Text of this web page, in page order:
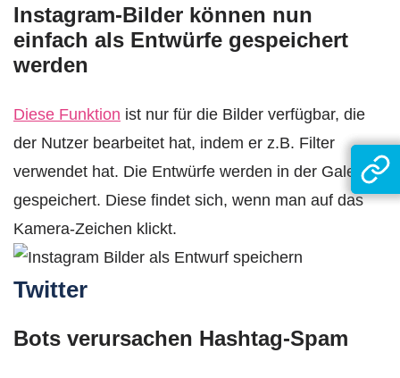
Instagram-Bilder können nun
einfach als Entwürfe gespeichert
werden
Diese Funktion ist nur für die Bilder verfügbar, die
der Nutzer bearbeitet hat, indem er z.B. Filter
verwendet hat. Die Entwürfe werden in der Galerie
gespeichert. Diese findet sich, wenn man auf das
Kamera-Zeichen klickt.
Twitter
Bots verursachen Hashtag-Spam